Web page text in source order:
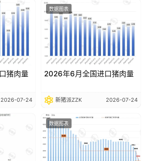
猪肉量
2026-07-24
数据图表
2026年6月全国进口猪肉量
新猪派ZZK 2026-07-24
数据图表